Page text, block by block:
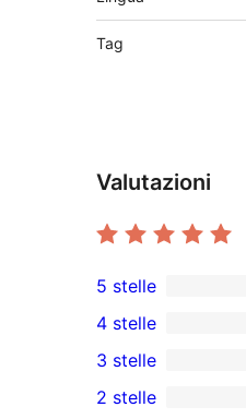
Tag
Valutazioni
2
recensioni
a
5-
5 stelle
recensioni
a
4 stelle
0
recensioni
3 stelle
2 stelle